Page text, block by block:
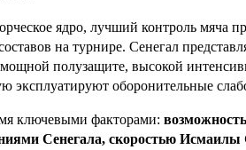
ядро, лучший контроль мяча
на турнире. Сенегал
полузащите, высокой
эксплуатируют оборонительные
ключевыми факторами:
Сенегала, скоростью Исмаилы